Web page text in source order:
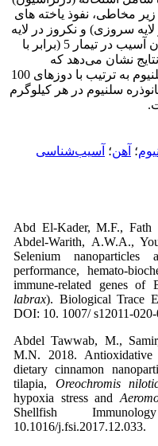
زیر مخاطی، نفوذ یاخته های
لایه سروزی) و نکروز در لایه
عضلانی بود. در مجموع کمترین میزان آسیب در تیمار 5 (برابر با
شد. نتایج نشان می‌دهد که
استفاده تلفیقی از نانوذرات آهن و سلنیوم به ترتیب با دوزهای 100
و 1 میلی‌گرم نانوذره سلنیوم در هر کیلوگرم
؛ آهن؛ آسیب‌شناسی
Abd El-Kader, M.F., Fath
Abdel-Warith, A.W.A.,
Selenium
performance, hemato-
immune-related genes of
labrax). Biological Trace
DOI: 10. 1007/ s12011-​020-​
Abdel Tawwab, M.,
M.N. 2018. Antioxidative
dietary cinnamon
tilapia, Oreochromis
hypoxia stress and
Shellfish
10.1016/j.fsi.2017.12.033.